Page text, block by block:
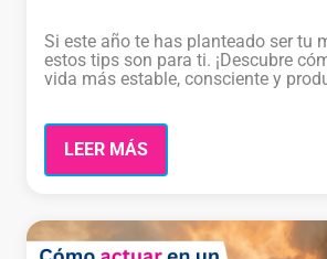
Si este año te has planteado ser tu
estos tips son para ti. ¡Descubre
vida más estable, consciente y
LEER MÁS